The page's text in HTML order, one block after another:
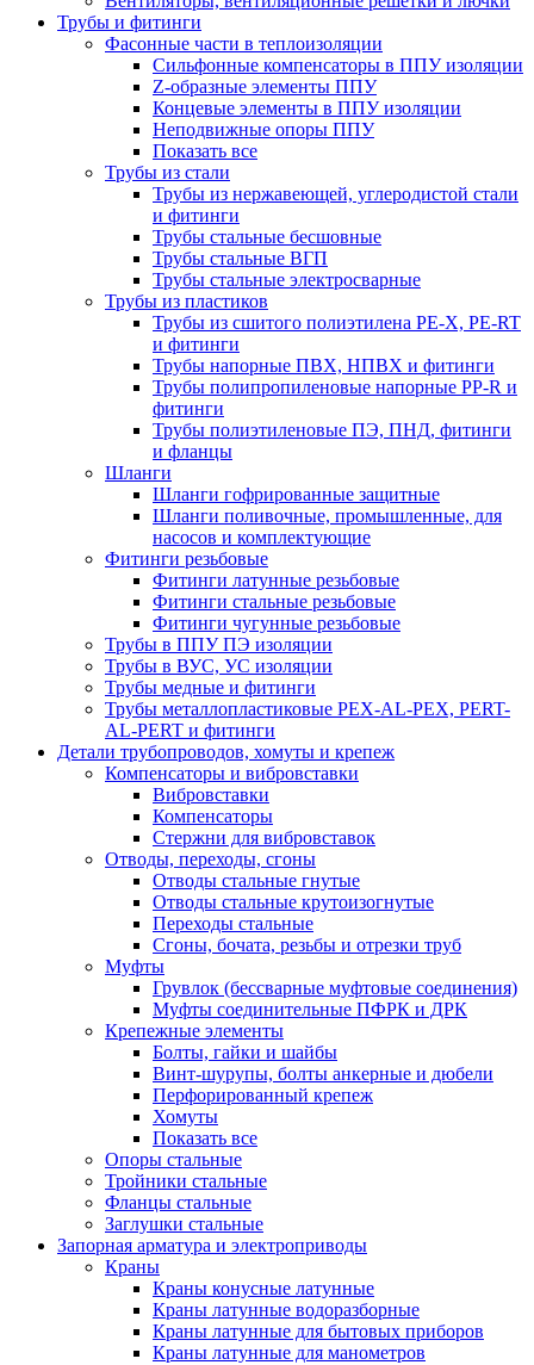
Трубы и фитинги
Фасонные части в теплоизоляции
Cильфонные компенсаторы в ППУ изоляции
Z-образные элементы ППУ
Концевые элементы в ППУ изоляции
Неподвижные опоры ППУ
Показать все
Трубы из стали
Трубы из нержавеющей, углеродистой стали
и фитинги
Трубы стальные бесшовные
Трубы стальные ВГП
Трубы стальные электросварные
Трубы из пластиков
Трубы из сшитого полиэтилена PE-X, PE-RT
и фитинги
Трубы напорные ПВХ, НПВХ и фитинги
Трубы полипропиленовые напорные PP-R и
фитинги
Трубы полиэтиленовые ПЭ, ПНД, фитинги
и фланцы
Шланги
Шланги гофрированные защитные
Шланги поливочные, промышленные, для
насосов и комплектующие
Фитинги резьбовые
Фитинги латунные резьбовые
Фитинги стальные резьбовые
Фитинги чугунные резьбовые
Трубы в ППУ ПЭ изоляции
Трубы в ВУС, УС изоляции
Трубы медные и фитинги
Трубы металлопластиковые PEX-AL-PEX, PERT-
AL-PERT и фитинги
Детали трубопроводов, хомуты и крепеж
Компенсаторы и вибровставки
Вибровставки
Компенсаторы
Стержни для вибровставок
Отводы, переходы, сгоны
Отводы стальные гнутые
Отводы стальные крутоизогнутые
Переходы стальные
Сгоны, бочата, резьбы и отрезки труб
Муфты
Грувлок (бессварные муфтовые соединения)
Муфты соединительные ПФРК и ДРК
Крепежные элементы
Болты, гайки и шайбы
Винт-шурупы, болты анкерные и дюбели
Перфорированный крепеж
Хомуты
Показать все
Опоры стальные
Тройники стальные
Фланцы стальные
Заглушки стальные
Запорная арматура и электроприводы
Краны
Краны конусные латунные
Краны латунные водоразборные
Краны латунные для бытовых приборов
Краны латунные для манометров